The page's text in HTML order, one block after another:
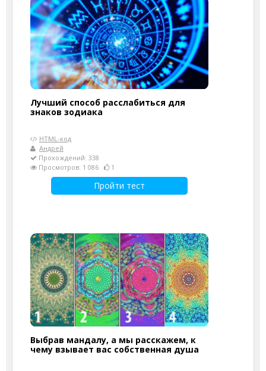
Лучший способ расслабиться для
знаков зодиака
HTML-код
Андрей
Прохождений: 338
Просмотров: 1 086
1
Пройти тест
Выбрав мандалу, а мы расскажем, к
чему взывает вас собственная душа